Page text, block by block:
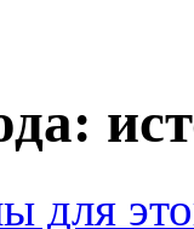
для